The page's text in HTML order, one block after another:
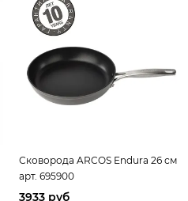
Сковорода ARCOS Endura 26 см
арт. 695900
3933 руб